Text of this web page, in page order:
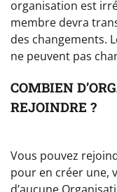
organisation est
membre devra
des changements.
ne peuvent pas
COMBIEN
REJOINDRE ?
Vous pouvez
pour en créer une,